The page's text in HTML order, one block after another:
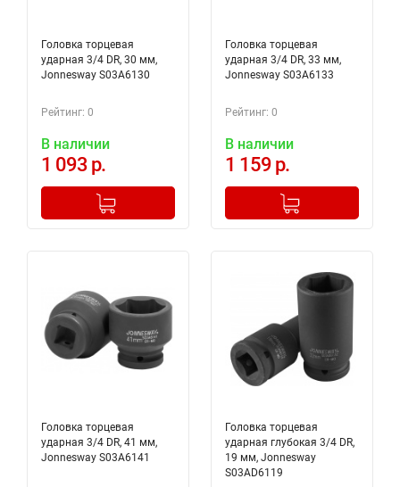
Головка торцевая
ударная 3/4 DR, 30 мм,
Jonnesway S03A6130
Рейтинг: 0
В наличии
1 093 р.
+
Добавлено в корзину
Головка торцевая
ударная 3/4 DR, 33 мм,
Jonnesway S03A6133
Рейтинг: 0
В наличии
1 159 р.
+
Добавлено в корзину
Головка торцевая
ударная 3/4 DR, 41 мм,
Jonnesway S03A6141
Головка торцевая
ударная глубокая 3/4 DR,
19 мм, Jonnesway
S03AD6119